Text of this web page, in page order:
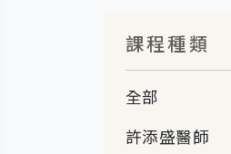
課程種類
全部
許添盛醫師